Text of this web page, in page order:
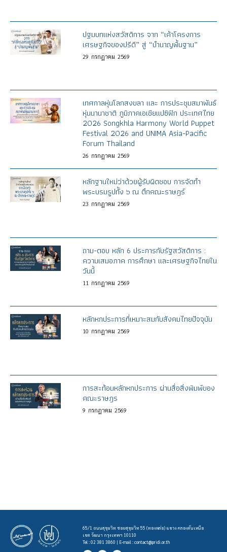
ปฐมบทแห่งสวัสดิการ จาก “เค้าโครงการ
เศรษฐกิจของปรีดี” สู่ “บำนาญพื้นฐาน”
29 กรกฎาคม 2569
เทศกาลหุ่นโลกสงขลา และ การประชุมสมาพันธ์
หุ่นนานาชาติ ภูมิภาคเอเชียแปซิฟิก ประเทศไทย
2026 Songkhla Harmony World Puppet
Festival 2026 and UNIMA Asia-Pacific
Forum Thailand
26 กรกฎาคม 2569
หลักฐานใหม่ว่าด้วยผู้รับผิดชอบ การจัดทำ
พระบรมรูปทั้ง ๖ ณ ตึกคณะราษฎร์
23 กรกฎาคม 2569
ถาม-ตอบ หลัก 6 ประการกับรัฐสวัสดิการ :
ความเสมอภาค การศึกษา และเศรษฐกิจไทยใน
วันนี้
11 กรกฎาคม 2569
หลักหกประการที่เหมาะสมกับสังคมไทยปัจจุบัน
10 กรกฎาคม 2569
การสะท้อนหลักหกประการ ผ่านสื่อสิ่งพิมพ์ของ
คณะราษฎร
9 กรกฎาคม 2569
65/1 ถนนสุขุมวิท ซอยสุขุมวิท 55 (ทองหล่อ) แขวง คลองตันเหนือ
เขต วัฒนา กรุงเทพฯ 10110
Tel : 02 381 3860 | E-mail :contact@pridi.or.th